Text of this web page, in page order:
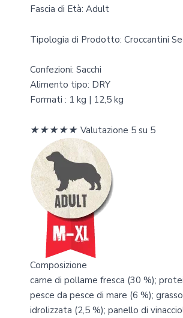
Fascia di Età: Adult
Tipologia di Prodotto: Croccantini
Confezioni: Sacchi
Alimento tipo: DRY
Formati : 1 kg | 12,5 kg
★★★★★ Valutazione 5 su 5
Composizione
carne di pollame fresca (30 %);
pesce da pesce di mare (6 %);
idrolizzata (2,5 %); panello di